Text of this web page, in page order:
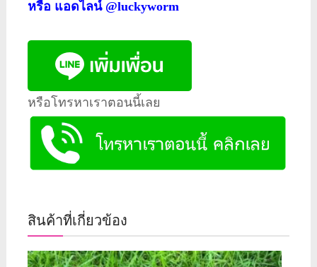
หรือ แอดไลน์ @luckyworm
หรือโทรหาเราตอนนี้เลย
สินค้าที่เกี่ยวข้อง